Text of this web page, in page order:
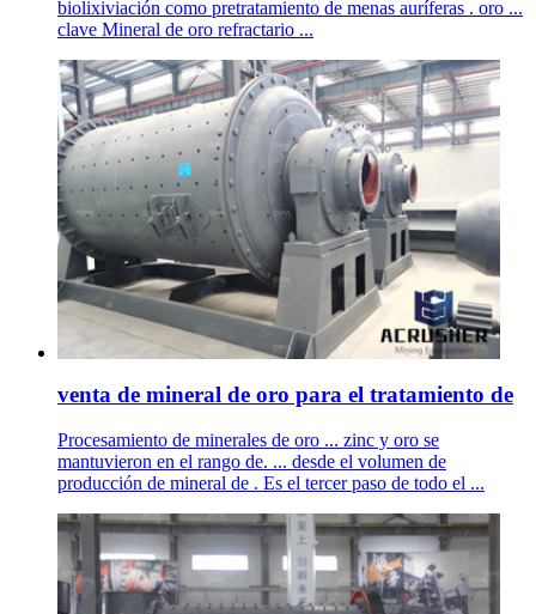
biolixiviación como pretratamiento de menas auríferas . oro ...
clave Mineral de oro refractario ...
venta de mineral de oro para el tratamiento de
Procesamiento de minerales de oro ... zinc y oro se
mantuvieron en el rango de. ... desde el volumen de
producción de mineral de . Es el tercer paso de todo el ...